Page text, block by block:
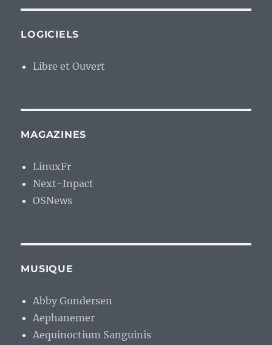
LOGICIELS
Libre et Ouvert
MAGAZINES
LinuxFr
Next-Inpact
OSNews
MUSIQUE
Abby Gundersen
Aephanemer
Aequinoctium Sanguinis